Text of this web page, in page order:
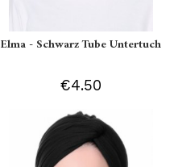
Elma - Schwarz Tube Untertuch
€4.50